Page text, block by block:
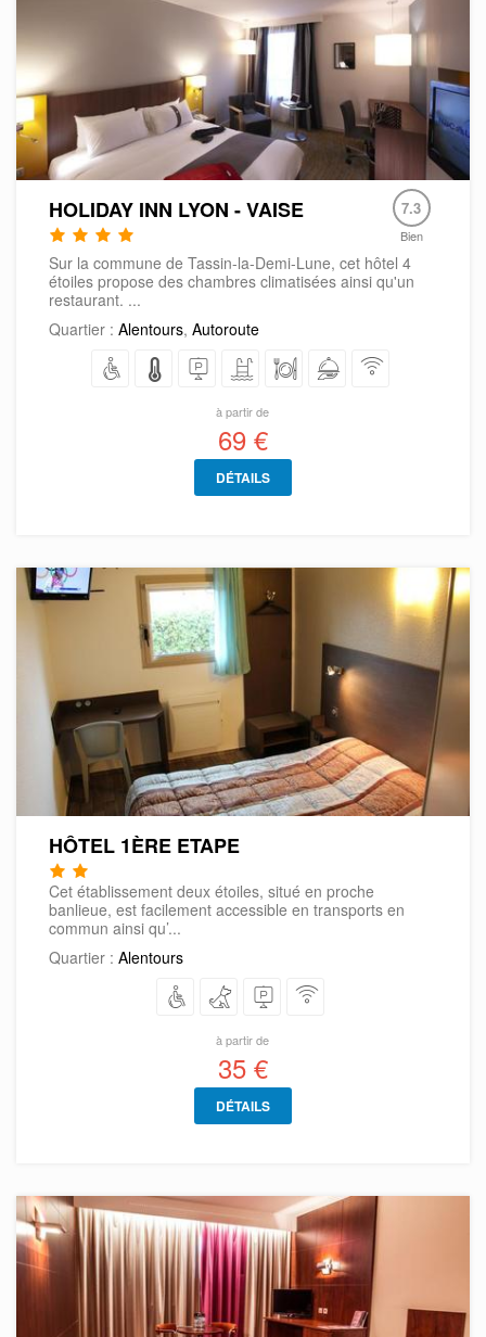
HOLIDAY INN LYON - VAISE 7.3
Bien
Sur la commune de Tassin-la-Demi-Lune, cet hôtel 4
étoiles propose des chambres climatisées ainsi qu'un
restaurant. ...
Quartier : Alentours, Autoroute
à partir de
69 €
DÉTAILS
HÔTEL 1ÈRE ETAPE
Cet établissement deux étoiles, situé en proche
banlieue, est facilement accessible en transports en
commun ainsi qu’...
Quartier : Alentours
à partir de
35 €
DÉTAILS